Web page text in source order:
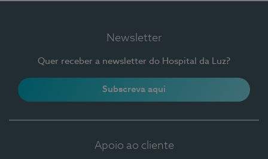
Newsletter
Quer receber a newsletter do Hospital da Luz?
Subscreva aqui
Apoio ao cliente